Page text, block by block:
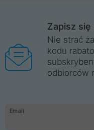
Wrocław, Poznań,
Trzebnica, Opole.
ProLine to polska firma
legalnie i płacimy
główną w Mirkowie oraz
komunikacja ze
danych osobowych.
ProLine to czysta
Zaopatrzysz się u nas
Zapisz się
Nie strać
kodu
odbiorców
Email